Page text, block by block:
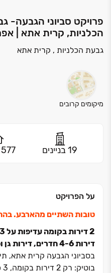
פרויקט סביוני הגבעה-
הכלניות, קרית אתא |
גבעת הכלניות , קרית אתא
מיקומים קרובים
19 בניינים 577 דירות
על הפרויקט
טובות השתיים מהארבע.
2 דירות בקומה עדיפות על ‏3 ו‏-4. בואו לראות.
דירות ‏4-6 חדרים, דירות גן ופנטהאוז יחיד בקומה.
בסביוני הגבעה קרית אתא,